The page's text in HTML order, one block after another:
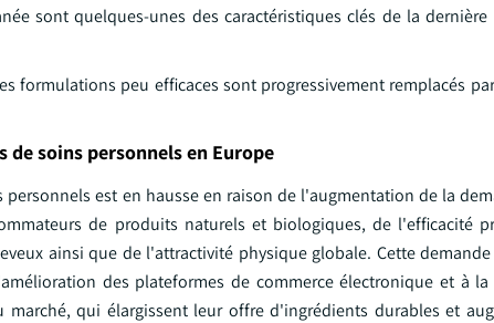
sont quelques-unes des caractéristiques clés de la
formulations peu efficaces sont progressivement remplacés
de soins personnels en Europe
est en hausse en raison de l'augmentation de la
de produits naturels et biologiques, de l'efficacité
ainsi que de l'attractivité physique globale. Cette
des plateformes de commerce électronique et à
qui élargissent leur offre d'ingrédients durables et